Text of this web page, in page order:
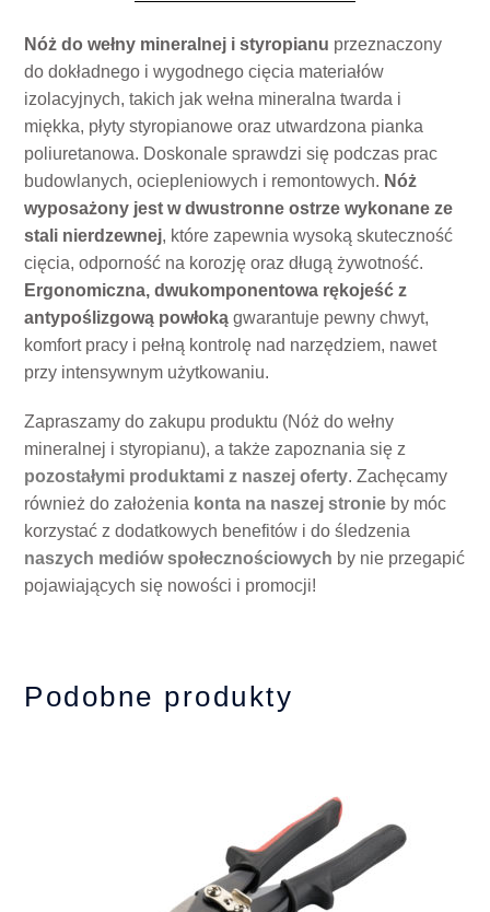
Nóż do wełny mineralnej i styropianu przeznaczony
do dokładnego i wygodnego cięcia materiałów
izolacyjnych, takich jak wełna mineralna twarda i
miękka, płyty styropianowe oraz utwardzona pianka
poliuretanowa. Doskonale sprawdzi się podczas prac
budowlanych, ociepleniowych i remontowych. Nóż
wyposażony jest w dwustronne ostrze wykonane ze
stali nierdzewnej, które zapewnia wysoką skuteczność
cięcia, odporność na korozję oraz długą żywotność.
Ergonomiczna, dwukomponentowa rękojeść z
antypoślizgową powłoką gwarantuje pewny chwyt,
komfort pracy i pełną kontrolę nad narzędziem, nawet
przy intensywnym użytkowaniu.
Zapraszamy do zakupu produktu (Nóż do wełny
mineralnej i styropianu), a także zapoznania się z
pozostałymi produktami z naszej oferty. Zachęcamy
również do założenia konta na naszej stronie by móc
korzystać z dodatkowych benefitów i do śledzenia
naszych mediów społecznościowych by nie przegapić
pojawiających się nowości i promocji!
Podobne produkty